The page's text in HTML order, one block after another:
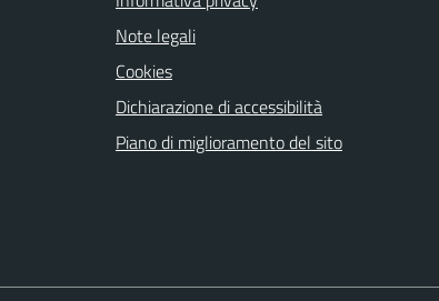
Note legali
Cookies
Dichiarazione di accessibilità
Piano di miglioramento del sito